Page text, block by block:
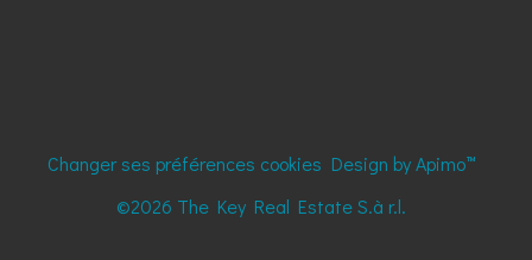
Changer ses préférences cookies Design byApimo™
©2026 The Key Real Estate S.à r.l.